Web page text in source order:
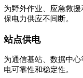
为野外作业、应急救
保电力供应不间断。
站点供电
为通信基站、数据中
电可靠性和稳定性。